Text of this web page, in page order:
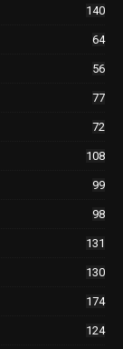
140
64
56
77
72
108
99
98
131
130
174
124